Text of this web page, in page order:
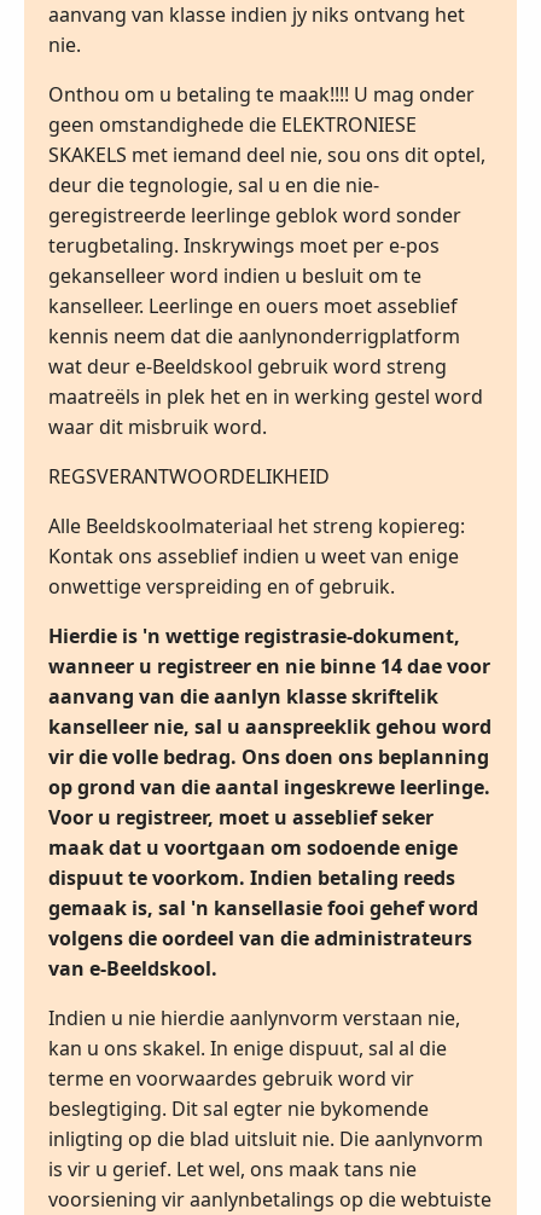
aanvang van klasse indien jy niks ontvang het
nie.
Onthou om u betaling te maak!!!! U mag onder
geen omstandighede die ELEKTRONIESE
SKAKELS met iemand deel nie, sou ons dit optel,
deur die tegnologie, sal u en die nie-
geregistreerde leerlinge geblok word sonder
terugbetaling. Inskrywings moet per e-pos
gekanselleer word indien u besluit om te
kanselleer. Leerlinge en ouers moet asseblief
kennis neem dat die aanlynonderrigplatform
wat deur e-Beeldskool gebruik word streng
maatreëls in plek het en in werking gestel word
waar dit misbruik word.
REGSVERANTWOORDELIKHEID
Alle Beeldskoolmateriaal het streng kopiereg:
Kontak ons asseblief indien u weet van enige
onwettige verspreiding en of gebruik.
Hierdie is 'n wettige registrasie-dokument,
wanneer u registreer en nie binne 14 dae voor
aanvang van die aanlyn klasse skriftelik
kanselleer nie, sal u aanspreeklik gehou word
vir die volle bedrag. Ons doen ons beplanning
op grond van die aantal ingeskrewe leerlinge.
Voor u registreer, moet u asseblief seker
maak dat u voortgaan om sodoende enige
dispuut te voorkom. Indien betaling reeds
gemaak is, sal 'n kansellasie fooi gehef word
volgens die oordeel van die administrateurs
van e-Beeldskool.
Indien u nie hierdie aanlynvorm verstaan nie,
kan u ons skakel. In enige dispuut, sal al die
terme en voorwaardes gebruik word vir
beslegtiging. Dit sal egter nie bykomende
inligting op die blad uitsluit nie. Die aanlynvorm
is vir u gerief. Let wel, ons maak tans nie
voorsiening vir aanlynbetalings op die webtuiste